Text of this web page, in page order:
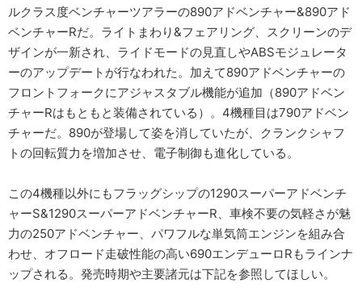
ルクラス度ベンチャーツアラーの890アドベンチャー&890アド
ベンチャーRだ。ライトまわり&フェアリング、スクリーンのデ
ザインが一新され、ライドモードの見直しやABSモジュレータ
ーのアップデートが行なわれた。加えて890アドベンチャーの
フロントフォークにアジャスタブル機能が追加（890アドベン
チャーRはもともと装備されている）。4機種目は790アドベン
チャーだ。890が登場して姿を消していたが、クランクシャフ
トの回転質力を増加させ、電子制御も進化している。
この4機種以外にもフラッグシップの1290スーパーアドベンチ
ャーS&1290スーパーアドベンチャーR、車検不要の気軽さが魅
力の250アドベンチャー、パワフルな単気筒エンジンを組み合
わせ、オフロード走破性能の高い690エンデューロRもラインナ
ップされる。発売時期や主要諸元は下記を参照してほしい。